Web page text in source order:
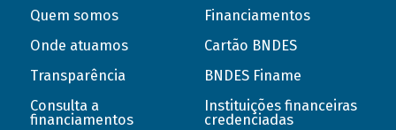
Quem somos
Onde atuamos
Transparência
Consulta a
financiamentos
Financiamentos
Cartão BNDES
BNDES Finame
Instituições financeiras
credenciadas